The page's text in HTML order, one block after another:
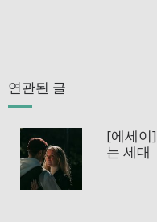
연관된 글
[에세이
는 세대